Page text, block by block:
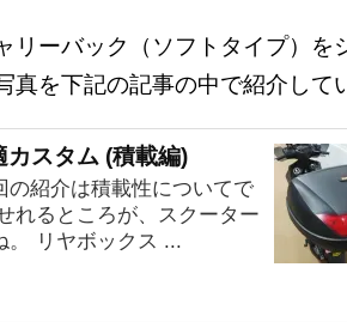
リーバック（ソフトタイプ）を
真を下記の記事の中で紹介して
カスタム (積載編)
の紹介は積載性についてで
れるところが、スクーター
。 リヤボックス ...